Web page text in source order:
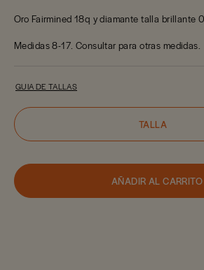
Oro Fairmined 18q y diamante talla brillante
Medidas 8-17. Consultar para otras medidas.
GUIA DE TALLAS
AÑADIR AL CARRITO